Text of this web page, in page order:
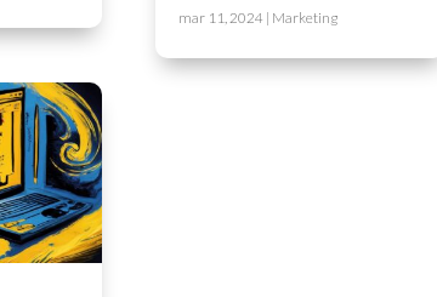
mar 11, 2024 | Marketing